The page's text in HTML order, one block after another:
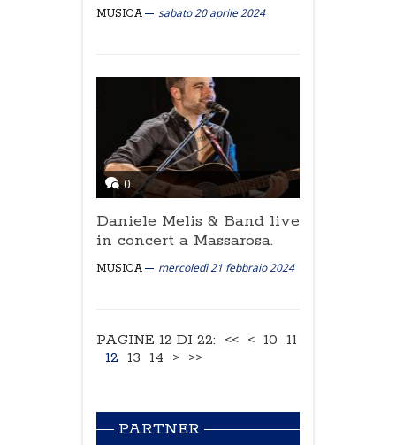
MUSICA sabato 20 aprile 2024
0
Daniele Melis & Band live
in concert a Massarosa.
MUSICA mercoledì 21 febbraio 2024
PAGINE 12 DI 22: << < 10 11
12 13 14 > >>
PARTNER